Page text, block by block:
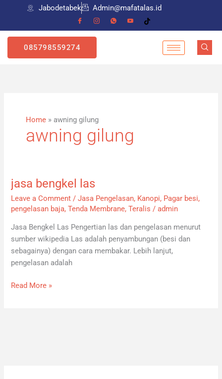
content
Jabodetabek Admin@mafatalas.id
Home» awning gilung
awning gilung
jasa bengkel las
Leave a Comment /Jasa Pengelasan, Kanopi, Pagar besi,
pengelasan baja,Tenda Membrane,Teralis /admin
Jasa Bengkel Las Pengertian las dan pengelasan menurut
sumber wikipedia Las adalah penyambungan (besi dan
sebagainya) dengan cara membakar. Lebih lanjut,
pengelasan adalah
jasa
bengkel
las
Read More »